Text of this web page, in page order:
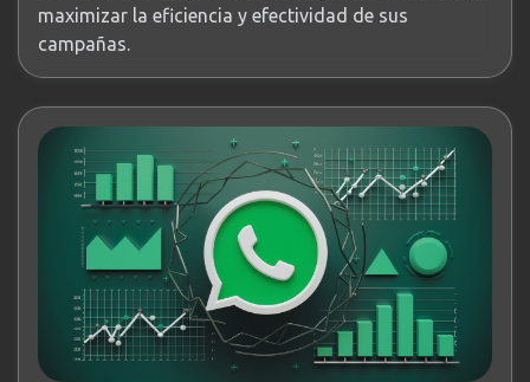
maximizar la eficiencia y efectividad de sus
campañas.